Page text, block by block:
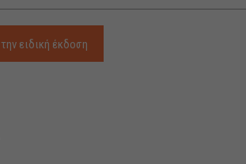
την ειδική έκδοση